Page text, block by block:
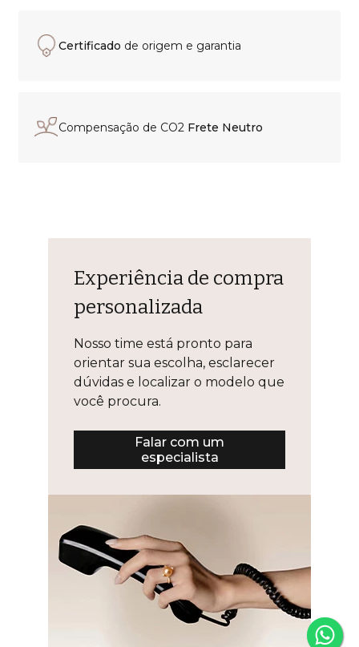
Certificado de origem e garantia
Compensação de CO2 Frete Neutro
Experiência de compra
personalizada
Nosso time está pronto para
orientar sua escolha, esclarecer
dúvidas e localizar o modelo que
você procura.
Falar com um
especialista